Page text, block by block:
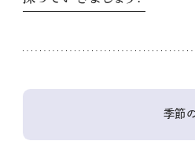
季節